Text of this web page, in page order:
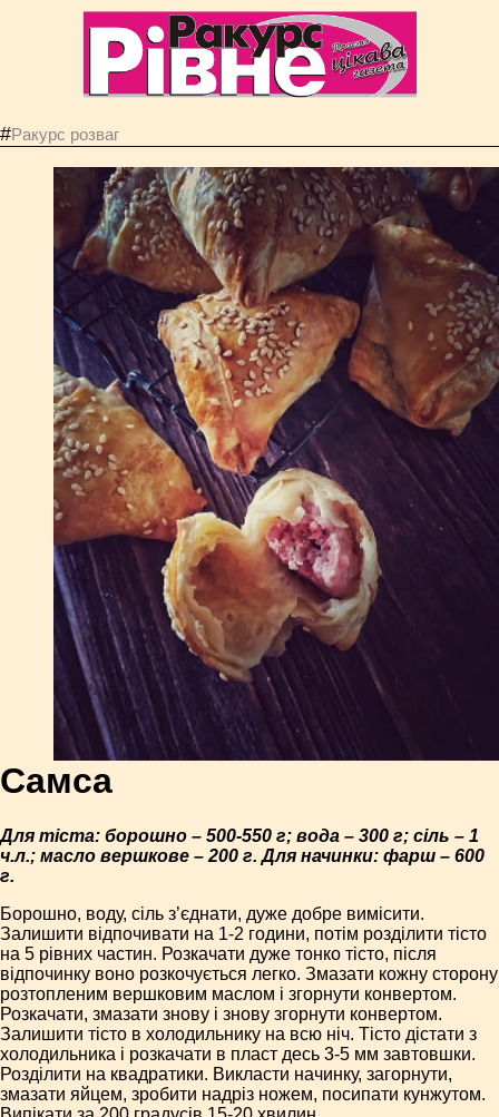
#Ракурс розваг
Самса
Для тіста: борошно – 500-550 г; вода – 300 г; сіль – 1
ч.л.; масло вершкове – 200 г. Для начинки: фарш – 600
г.
Борошно, воду, сіль з’єднати, дуже добре вимісити.
Залишити відпочивати на 1-2 години, потім розділити тісто
на 5 рівних частин. Розкачати дуже тонко тісто, після
відпочинку воно розкочується легко. Змазати кожну сторону
розтопленим вершковим маслом і згорнути конвертом.
Розкачати, змазати знову і знову згорнути конвертом.
Залишити тісто в холодильнику на всю ніч. Тісто дістати з
холодильника і розкачати в пласт десь 3-5 мм завтовшки.
Розділити на квадратики. Викласти начинку, загорнути,
змазати яйцем, зробити надріз ножем, посипати кунжутом.